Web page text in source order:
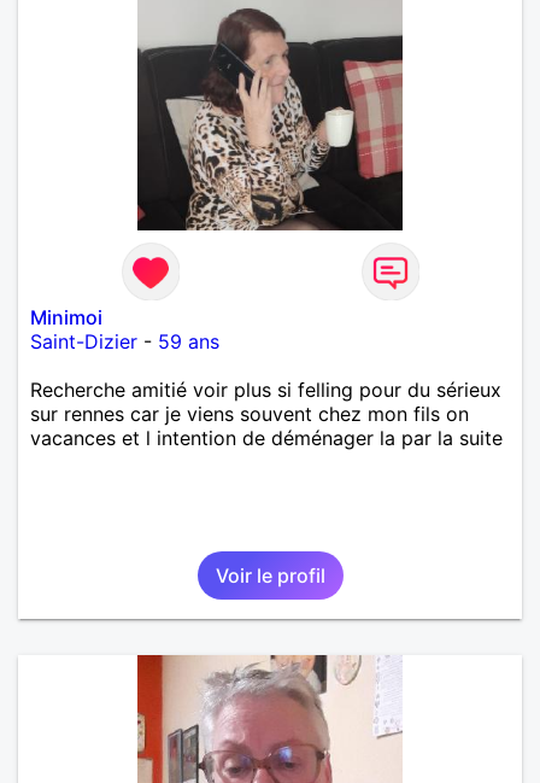
Minimoi
Saint-Dizier - 59 ans
Recherche amitié voir plus si felling pour du sérieux
sur rennes car je viens souvent chez mon fils on
vacances et l intention de déménager la par la suite
Voir le profil